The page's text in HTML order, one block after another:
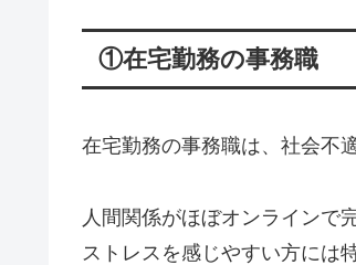
①在宅勤務の事務職
在宅勤務の事務職は、社会不
人間関係がほぼオンラインで
ストレスを感じやすい方には